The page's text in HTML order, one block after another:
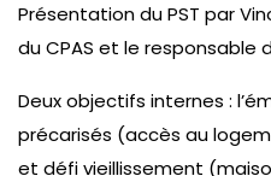
Présentation du PST par
du CPAS et le responsable
Deux objectifs internes :
précarisés (accès au
et défi vieillissement